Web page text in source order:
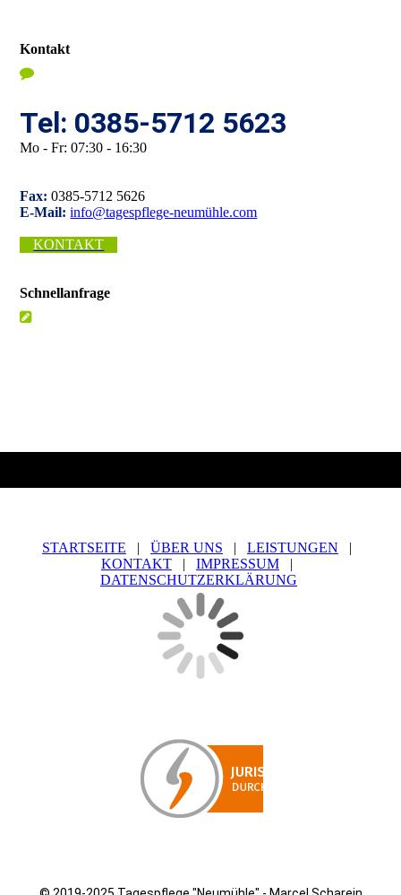
Kontakt
Tel: 0385-5712 5623
Mo - Fr: 07:30 - 16:30
Fax: 0385-5712 5626
E-Mail:info@tagespflege-neumühle.com
KONTAKT
Schnellanfrage
STARTSEITE | ÜBER UNS | LEISTUNGEN |
KONTAKT | IMPRESSUM |
DATENSCHUTZERKLÄRUNG